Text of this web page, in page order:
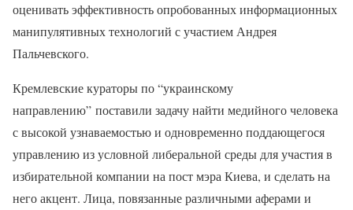
оценивать эффективность опробованных информационных
манипулятивных технологий с участием Андрея
Пальчевского.
Кремлевские кураторы по “украинскому
направлению” поставили задачу найти медийного человека
с высокой узнаваемостью и одновременно поддающегося
управлению из условной либеральной среды для участия в
избирательной компании на пост мэра Киева, и сделать на
него акцент. Лица, повязанные различными аферами и